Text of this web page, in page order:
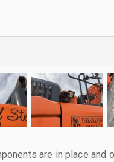
are in place and